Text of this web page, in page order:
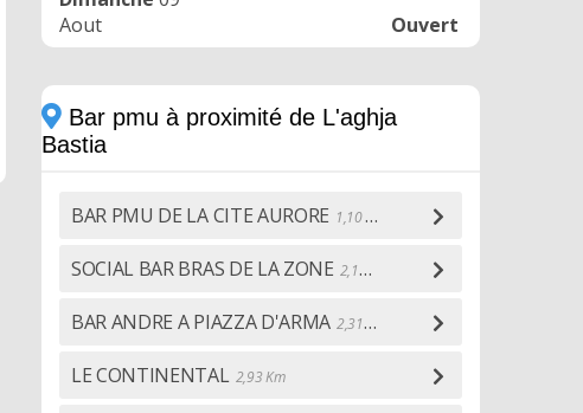
Aout
Ouvert
Bar pmu à proximité de L'aghja
Bastia
BAR PMU DE LA CITE AURORE 1,10 Km
SOCIAL BAR BRAS DE LA ZONE 2,15 Km
BAR ANDRE A PIAZZA D'ARMA 2,31 Km
LE CONTINENTAL 2,93 Km